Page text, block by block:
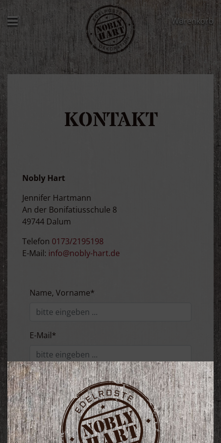
Warenkorb
KONTAKT
Nobly Hart
Jennifer Hartmann
An der Bonifatiusschule 8
49744 Dalum
Telefon 0173/2195198
E-Mail: info@nobly-hart.de
Name, Vorname*
E-Mail*
Nachricht*